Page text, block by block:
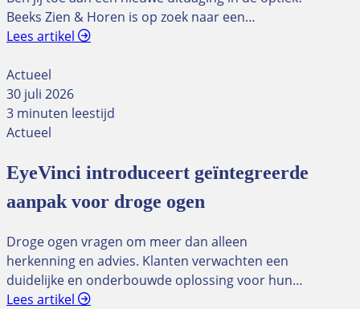
Beeks Zien & Horen is op zoek naar een…
Lees artikel
Actueel
30 juli 2026
3 minuten leestijd
Actueel
EyeVinci introduceert geïntegreerde
aanpak voor droge ogen
Droge ogen vragen om meer dan alleen
herkenning en advies. Klanten verwachten een
duidelijke en onderbouwde oplossing voor hun…
Lees artikel